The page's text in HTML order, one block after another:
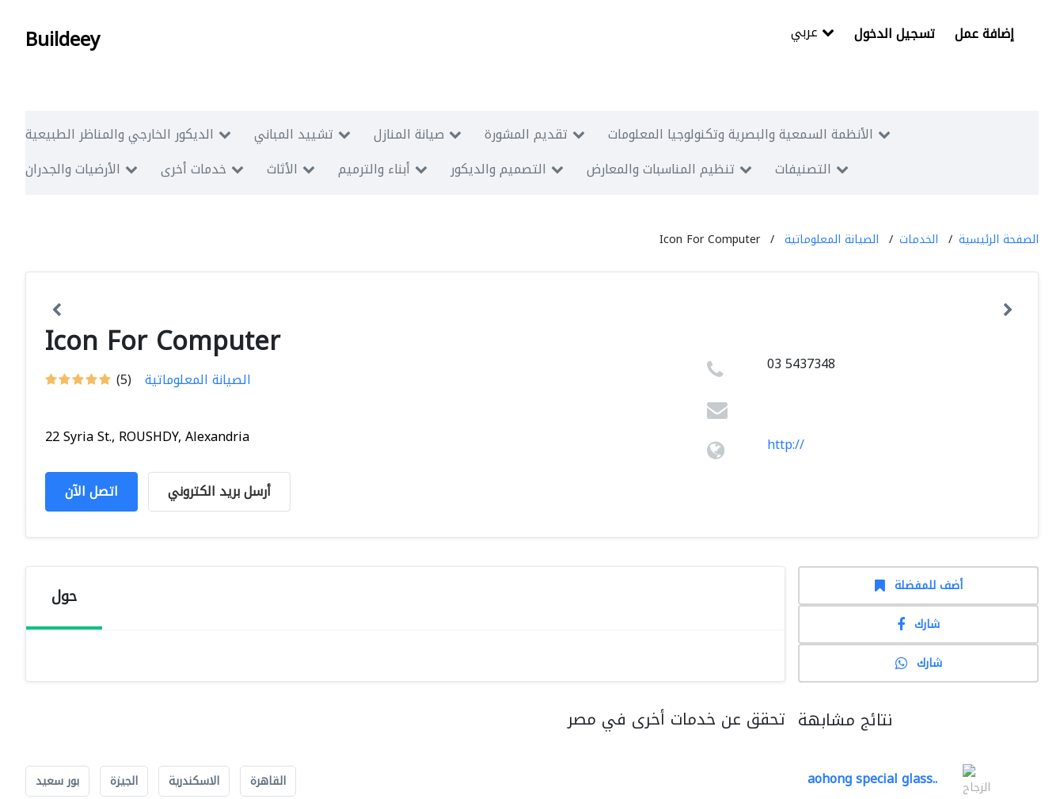
Buildeey تسجيل الدخول إضافة عمل
الديكور الخارجي والمناظر الطبيعية تشييد المباني صيانة المنازل تقديم المشورة
الأنظمة السمعية والبصرية وتكنولوجيا المعلومات
الأرضيات والجدران
خدمات أخرى الأثاث أبناء والترميم التصميم والديكور تنظيم المناسبات والمعارض التصنيفات
الصفحة الرئيسية الخدمات الصيانة المعلوماتية Icon For Computer
Icon For Computer
(5) الصيانة المعلوماتية
22 Syria St., ROUSHDY, Alexandria
اتصل الآن أرسل بريد الكتروني
03 5437348
http://
حول
تحقق عن خدمات أخرى في مصر
القاهرة الاسكندرية الجيزة بور سعيد
أضف للمفضلة
شارك
شارك
نتائج مشابهة
aohong special glass.. الزجاج